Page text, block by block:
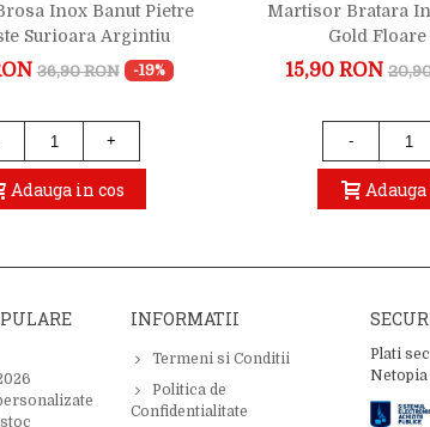
Inox Banut Pietre
Surioara Argintiu
36,90 RON -19%
+
Adauga in cos
Martisor Bratara
Gold Floare
15,90 RON
-
INFORMATII
Termeni si Conditii
Politica de
Confidentialitate
Plati
Netopia